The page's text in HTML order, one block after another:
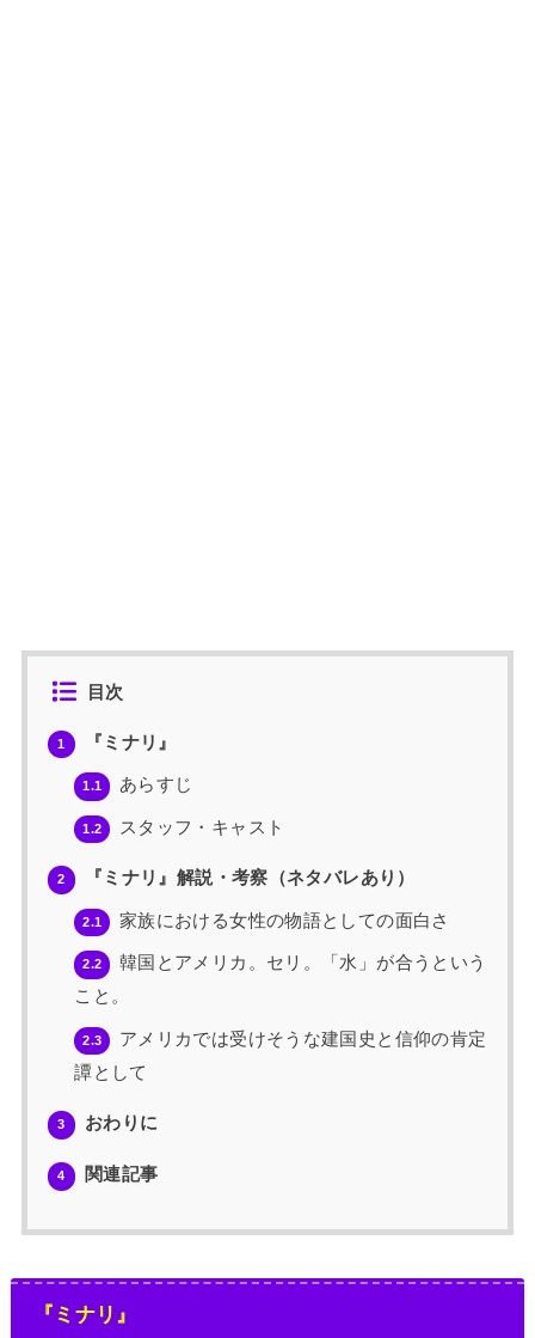
目次
1 『ミナリ』
1.1 あらすじ
1.2 スタッフ・キャスト
2 『ミナリ』解説・考察（ネタバレあり）
2.1 家族における女性の物語としての面白さ
2.2
韓国とアメリカ。セリ。「水」が合うという
こと。
2.3
アメリカでは受けそうな建国史と信仰の肯定
譚として
3 おわりに
4 関連記事
『ミナリ』